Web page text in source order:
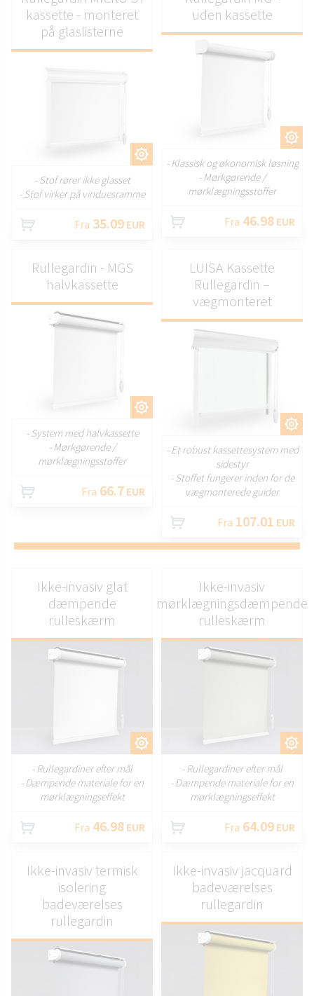
kassette - monteret
på glaslisterne
- Stof rører ikke glasset
- Stof virker på vinduesramme
Fra 35.09 EUR
uden kassette
- Klassisk og økonomisk løsning
- Mørkgørende /
mørklægningsstoffer
Fra 46.98 EUR
Rullegardin - MGS
halvkassette
- System med halvkassette
- Mørkgørende /
mørklægningsstoffer
Fra 66.7 EUR
LUISA Kassette
Rullegardin –
vægmonteret
- Et robust kassettesystem med
sidestyr
- Stoffet fungerer inden for de
vægmonterede guider
Fra 107.01 EUR
Ikke-invasiv glat
dæmpende
rulleskærm
- Rullegardiner efter mål
- Dæmpende materiale for en
mørklægningseffekt
Fra 46.98 EUR
Ikke-invasiv
mørklægningsdæmpende
rulleskærm
- Rullegardiner efter mål
- Dæmpende materiale for en
mørklægningseffekt
Fra 64.09 EUR
Ikke-invasiv termisk
isolering
badeværelses
rullegardin
Ikke-invasiv jacquard
badeværelses
rullegardin